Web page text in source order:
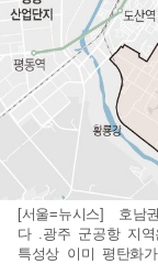
[서울=뉴시스] 호남
다 .광주 군공항 지
특성상 이미 평탄화